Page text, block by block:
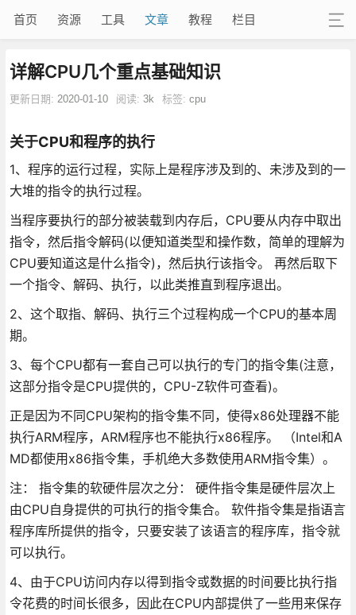
首页 资源 工具 文章 教程 栏目
详解CPU几个重点基础知识
更新日期: 2020-01-10 阅读: 3k 标签: cpu
关于CPU和程序的执行
1、程序的运行过程，实际上是程序涉及到的、未涉及到的一
大堆的指令的执行过程。
当程序要执行的部分被装载到内存后，CPU要从内存中取出
指令，然后指令解码(以便知道类型和操作数，简单的理解为
CPU要知道这是什么指令)，然后执行该指令。 再然后取下
一个指令、解码、执行，以此类推直到程序退出。
2、这个取指、解码、执行三个过程构成一个CPU的基本周
期。
3、每个CPU都有一套自己可以执行的专门的指令集(注意，
这部分指令是CPU提供的，CPU-Z软件可查看)。
正是因为不同CPU架构的指令集不同，使得x86处理器不能
执行ARM程序，ARM程序也不能执行x86程序。 （Intel和A
MD都使用x86指令集，手机绝大多数使用ARM指令集）。
注： 指令集的软硬件层次之分： 硬件指令集是硬件层次上
由CPU自身提供的可执行的指令集合。 软件指令集是指语言
程序库所提供的指令，只要安装了该语言的程序库，指令就
可以执行。
4、由于CPU访问内存以得到指令或数据的时间要比执行指
令花费的时间长很多，因此在CPU内部提供了一些用来保存